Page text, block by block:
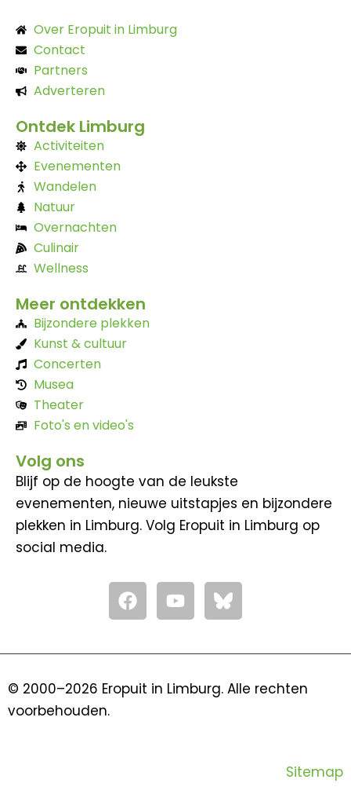
Over Eropuit in Limburg
Contact
Partners
Adverteren
Ontdek Limburg
Activiteiten
Evenementen
Wandelen
Natuur
Overnachten
Culinair
Wellness
Meer ontdekken
Bijzondere plekken
Kunst & cultuur
Concerten
Musea
Theater
Foto's en video's
Volg ons
Blijf op de hoogte van de leukste
evenementen, nieuwe uitstapjes en bijzondere
plekken in Limburg. Volg Eropuit in Limburg op
social media.
F
a
c
e
o
Y
o
u
t
b
© 2000–2026 Eropuit in Limburg. Alle rechten
voorbehouden.
Sitemap